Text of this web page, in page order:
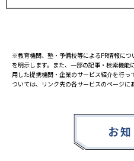
※教育機関、塾・予備校等によるPR情報に
を明示します。また、一部の記事・検索機
用した提携機関・企業のサービス紹介を行
ついては、リンク先の各サービスのページに
お